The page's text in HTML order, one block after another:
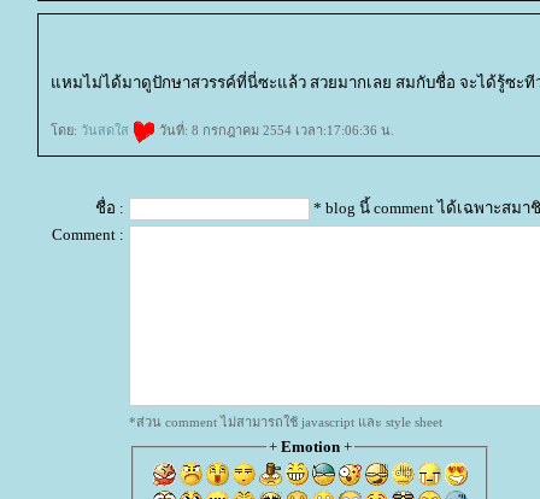
หมไม่ได้มาดูปักษาสวรรค์ที่นี่ซะแล้ว สวยมากเลย สมกับชื่อ จะได้รู้ซะทีว่
ดย: วันสดใส วันที่: 8 กรกฎาคม 2554 เวลา:17:06:36 น.
ชื่อ :
* blog นี้ comment ได้เฉพาะสมา
Comment :
*ส่วน comment ไม่สามารถใช้ javascript และ style sheet
+ Emotion+